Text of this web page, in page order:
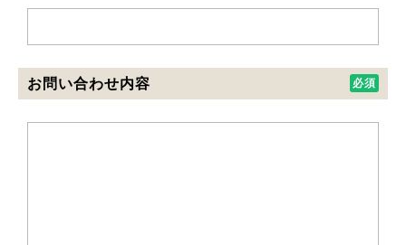
お問い合わせ内容